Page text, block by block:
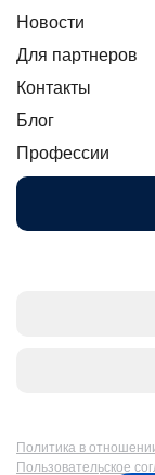
Новости
Для партнеров
Контакты
Блог
Профессии
Политика в
Пользовательское